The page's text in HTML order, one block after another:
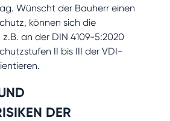
Wünscht der Bauherr einen
können sich die
an der DIN 4109-5:2020
II bis III der VDI-
DER